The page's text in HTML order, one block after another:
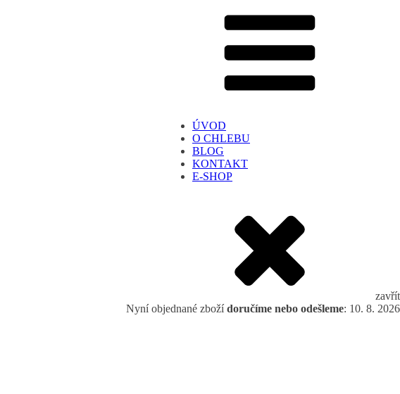
ÚVOD
O CHLEBU
BLOG
KONTAKT
E-SHOP
zavřít
Nyní objednané zbožídoručíme nebo odešleme: 10. 8. 2026